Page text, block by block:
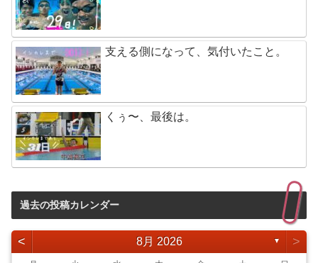
支える側になって、気付いたこと。
くぅ〜、最後は。
過去の投稿カレンダー
< 8月 2026 ▼ >